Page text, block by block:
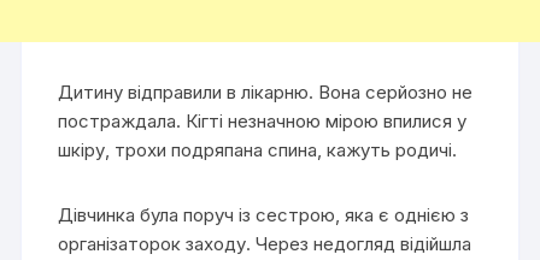
Дитину відправили в лікарню. Вона серйозно не
постраждала. Кігті незначною мірою впилися у
шкіру, трохи подряпана спина, кажуть родичі.
Дівчинка була поруч із сестрою, яка є однією з
організаторок заходу. Через недогляд відійшла